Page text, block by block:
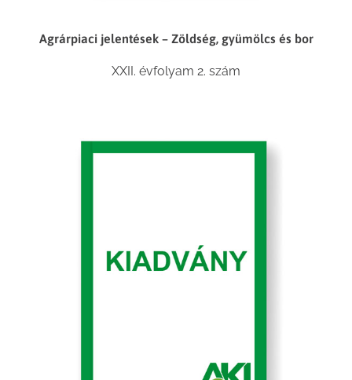
Agrárpiaci jelentések – Zöldség, gyümölcs és bor
XXII. évfolyam 2. szám